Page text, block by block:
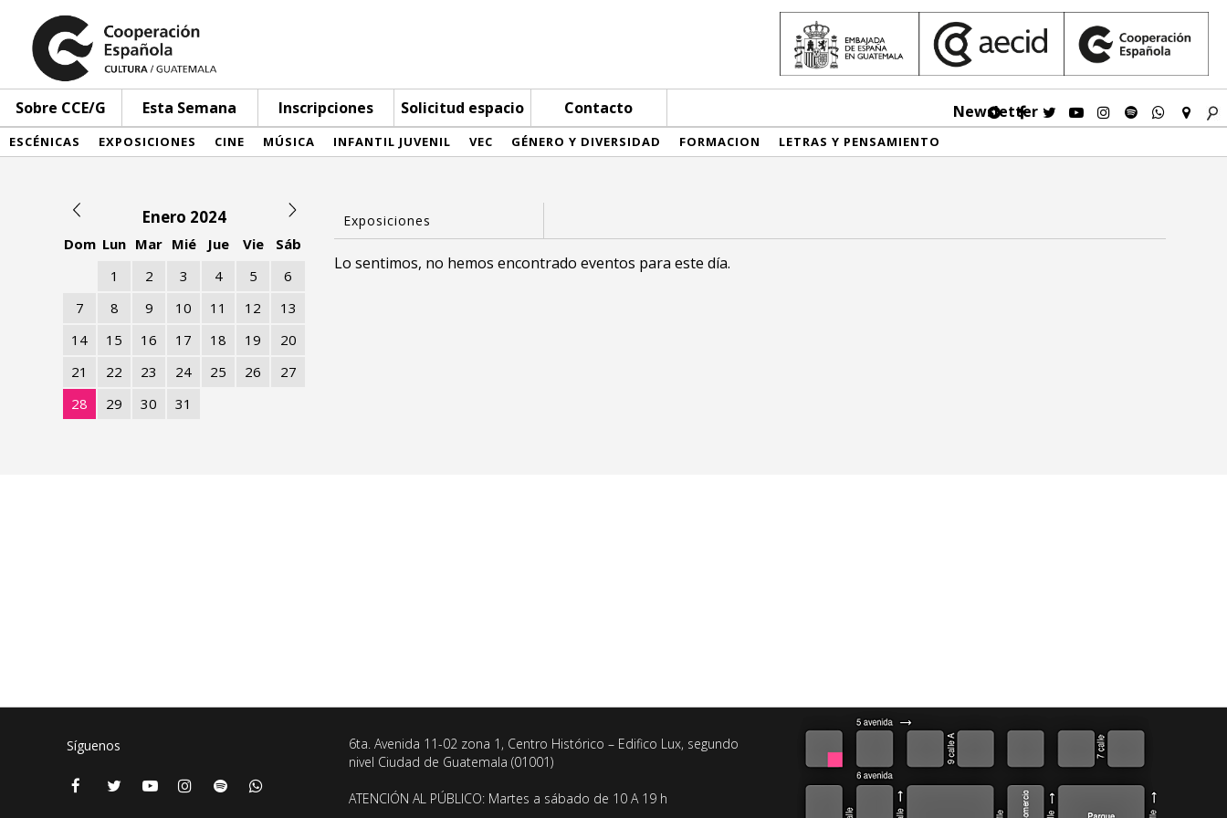
Sobre CCE/G Esta Semana Inscripciones Solicitud espacio Contacto Newsletter
ESCÉNICAS EXPOSICIONES CINE MÚSICA INFANTIL JUVENIL VEC GÉNERO Y DIVERSIDAD FORMACION LETRAS Y PENSAMIENTO
Enero 2024
Dom Lun Mar Mié Jue Vie
Sáb
1
2 3 4 5
6
7
8 9 10 11 12
13
14
15 16 17 18 19
20
21
22 23 24 25 26
27
28
29 30 31
Lo sentimos, no hemos encontrado eventos para este día.
Síguenos
6ta. Avenida 11-02 zona 1, Centro Histórico – Edifico Lux, segundo
nivel Ciudad de Guatemala (01001)
ATENCIÓN AL PÚBLICO: Martes a sábado de 10 A 19 h